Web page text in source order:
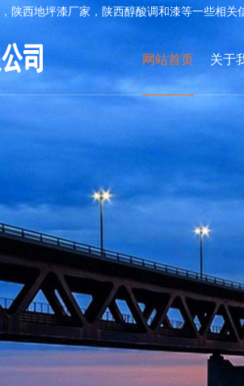
，陕西地坪漆厂家，陕西醇酸调和漆等一些相关
网站首页 关于